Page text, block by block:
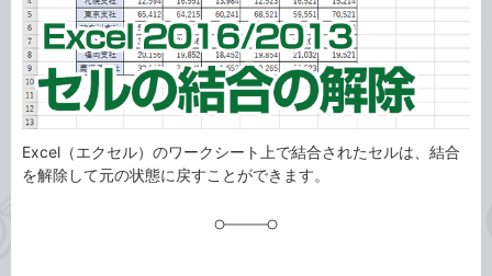
Excel（エクセル）のワークシート上で結合されたセルは、結合
を解除して元の状態に戻すことができます。